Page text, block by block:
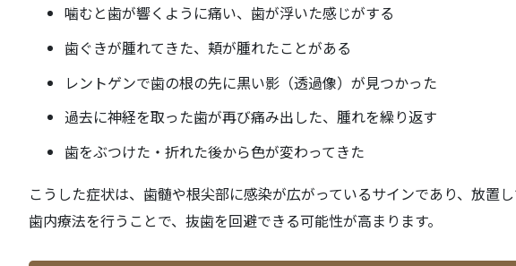
噛むと歯が響くように痛い、歯が浮いた感じがする
歯ぐきが腫れてきた、頬が腫れたことがある
レントゲンで歯の根の先に黒い影（透過像）が見つかった
過去に神経を取った歯が再び痛み出した、腫れを繰り返す
歯をぶつけた・折れた後から色が変わってきた
こうした症状は、歯髄や根尖部に感染が広がっているサインであり、放置
歯内療法を行うことで、抜歯を回避できる可能性が高まります。